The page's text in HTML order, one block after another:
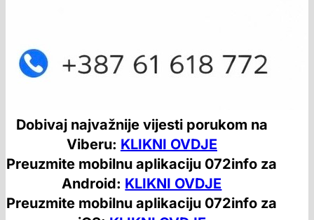
Dobivaj najvažnije vijesti porukom na
Viberu: KLIKNI OVDJE
Preuzmite mobilnu aplikaciju 072info za
Android: KLIKNI OVDJE
Preuzmite mobilnu aplikaciju 072info za